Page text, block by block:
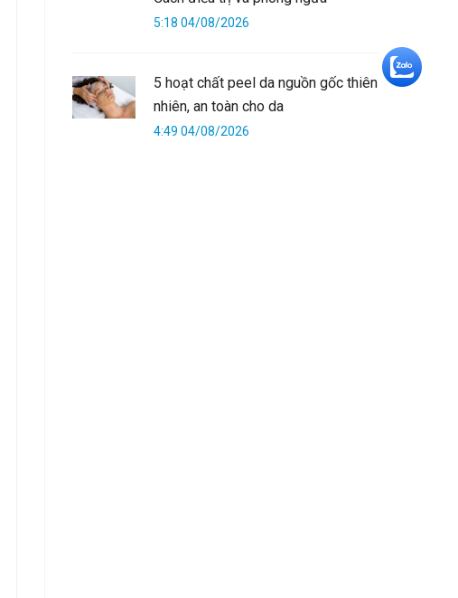
5:18 04/08/2026
5 hoạt chất peel da nguồn gốc thiên
nhiên, an toàn cho da
4:49 04/08/2026
+5